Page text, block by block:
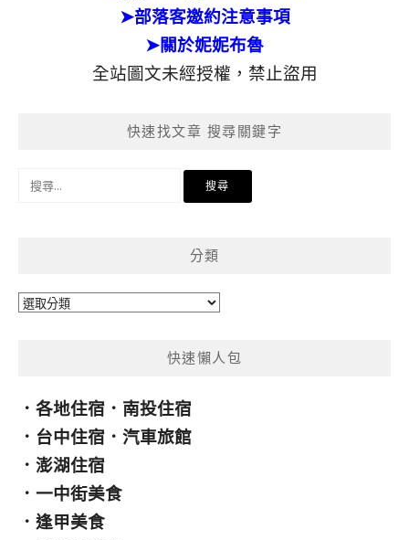
➤部落客邀約注意事項
➤關於妮妮布魯
全站圖文未經授權，禁止盜用
快速找文章 搜尋關鍵字
分類
分
快速懶人包
． 各地住宿 ． 南投住宿
． 台中住宿 ． 汽車旅館
． 澎湖住宿
． 一中街美食
． 逢甲美食